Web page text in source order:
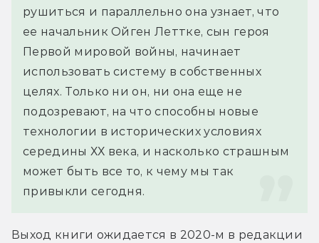
рушиться и параллельно она узнает, что
ее начальник Ойген Леттке, сын героя
Первой мировой войны, начинает
использовать систему в собственных
целях. Только ни он, ни она еще не
подозревают, на что способны новые
технологии в исторических условиях
середины ХХ века, и насколько страшным
может быть все то, к чему мы так
привыкли сегодня.
Выход книги ожидается в 2020-м в редакции